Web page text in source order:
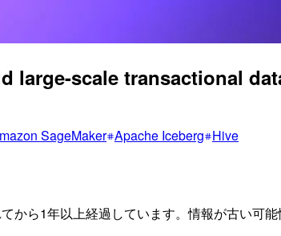
large-scale transactional
SageMaker Apache Iceberg Hive
から1年以上経過しています。情報が古い可能